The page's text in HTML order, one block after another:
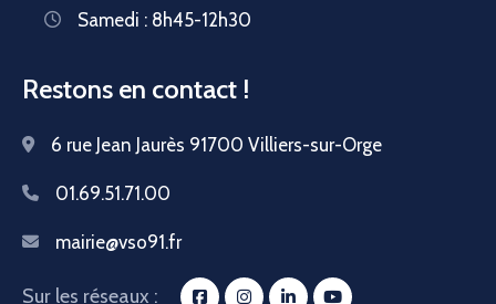
Samedi : 8h45-12h30
Restons en contact !
6 rue Jean Jaurès 91700 Villiers-sur-Orge
01.69.51.71.00
mairie@vso91.fr
Sur les réseaux :